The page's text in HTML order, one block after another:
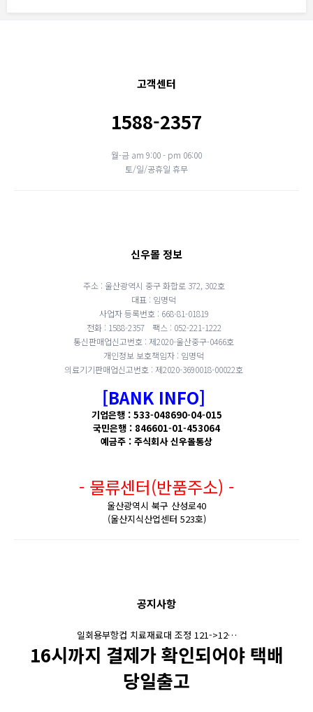
고객센터
1588-2357
월-금 am 9:00 - pm 06:00
토/일/공휴일 휴무
신우몰 정보
주소 : 울산광역시 중구 화합로 372, 302호
대표 : 임명덕
사업자 등록번호 : 668-81-01819
전화 : 1588-2357
팩스 : 052-221-1222
통신판매업신고번호 : 제2020-울산중구-0466호
개인정보 보호책임자 : 임명덕
의료기기판매업신고번호 : 제2020-3690018-00022호
[BANK INFO]
기업은행 : 533-048690-04-015
국민은행 : 846601-01-453064
예금주 : 주식회사 신우몰통상
- 물류센터(반품주소) -
울산광역시 북구 산성로40
(울산지식산업센터 523호)
공지사항
일회용부항컵 치료재료대 조정 121->12…
16시까지 결제가 확인되어야 택배
당일출고